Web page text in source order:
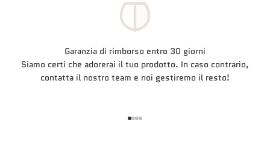
Garanzia di rimborso entro 30 giorni
Siamo certi che adorerai il tuo prodotto. In caso contrario,
contatta il nostro team e noi gestiremo il resto!